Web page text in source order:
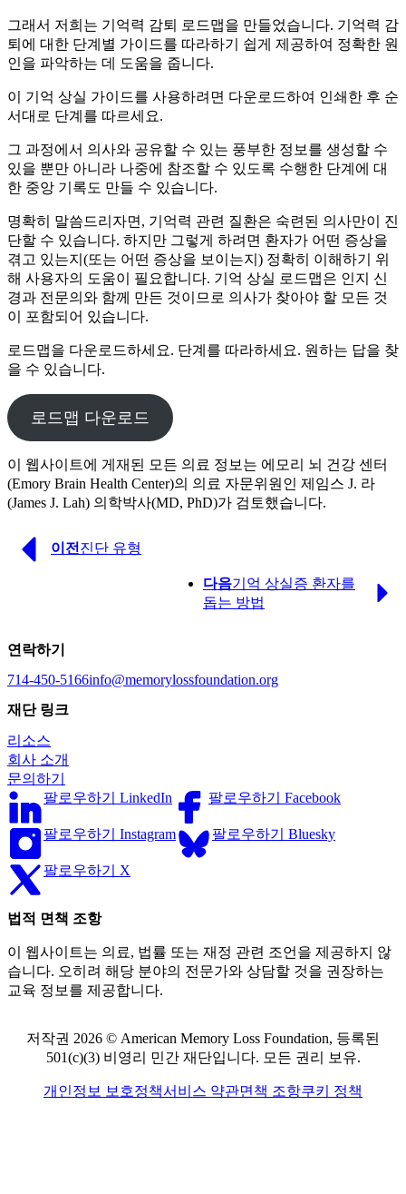
그래서 저희는 기억력 감퇴 로드맵을 만들었습니다. 기억력 감
퇴에 대한 단계별 가이드를 따라하기 쉽게 제공하여 정확한 원
인을 파악하는 데 도움을 줍니다.
이 기억 상실 가이드를 사용하려면 다운로드하여 인쇄한 후 순
서대로 단계를 따르세요.
그 과정에서 의사와 공유할 수 있는 풍부한 정보를 생성할 수
있을 뿐만 아니라 나중에 참조할 수 있도록 수행한 단계에 대
한 중앙 기록도 만들 수 있습니다.
명확히 말씀드리자면, 기억력 관련 질환은 숙련된 의사만이 진
단할 수 있습니다. 하지만 그렇게 하려면 환자가 어떤 증상을
겪고 있는지(또는 어떤 증상을 보이는지) 정확히 이해하기 위
해 사용자의 도움이 필요합니다. 기억 상실 로드맵은 인지 신
경과 전문의와 함께 만든 것이므로 의사가 찾아야 할 모든 것
이 포함되어 있습니다.
로드맵을 다운로드하세요. 단계를 따라하세요. 원하는 답을 찾
을 수 있습니다.
로드맵 다운로드
이 웹사이트에 게재된 모든 의료 정보는 에모리 뇌 건강 센터
(Emory Brain Health Center)의 의료 자문위원인 제임스 J. 라
(James J. Lah) 의학박사(MD, PhD)가 검토했습니다.
Previous
이전 진단 유형
Next
Page
다음기억 상실증 환자를
돕는 방법
재단 링크
리소스
회사 소개
문의하기
팔로우하기 LinkedIn
팔로우하기 Facebook
팔로우하기 Instagram 팔로우하기 Bluesky
팔로우하기 X
연락하기
714-450-5166info@memorylossfoundation.org
법적 면책 조항
이 웹사이트는 의료, 법률 또는 재정 관련 조언을 제공하지 않
습니다. 오히려 해당 분야의 전문가와 상담할 것을 권장하는
교육 정보를 제공합니다.
저작권 2026 © American Memory Loss Foundation, 등록된
501(c)(3) 비영리 민간 재단입니다. 모든 권리 보유.
개인정보 보호정책서비스 약관면책 조항쿠키 정책